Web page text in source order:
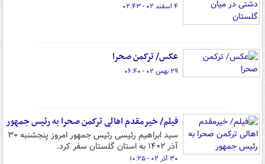
۴ اسفند ۰۲ - ۰۲:۴۳
عکس/ ترکمن صحرا
۲۹ بهمن ۰۲ - ۰۶:۴۰
فیلم/ خیرمقدم اهالی ترکمن صحرا به رئیس جمهور
سید ابراهیم رئیسی رئیس جمهور امروز پنجشنبه ۳۰
آذر ۱۴۰۲ به استان گلستان سفر کرد.
۳۰ آذر ۰۲ - ۱۰:۲۵